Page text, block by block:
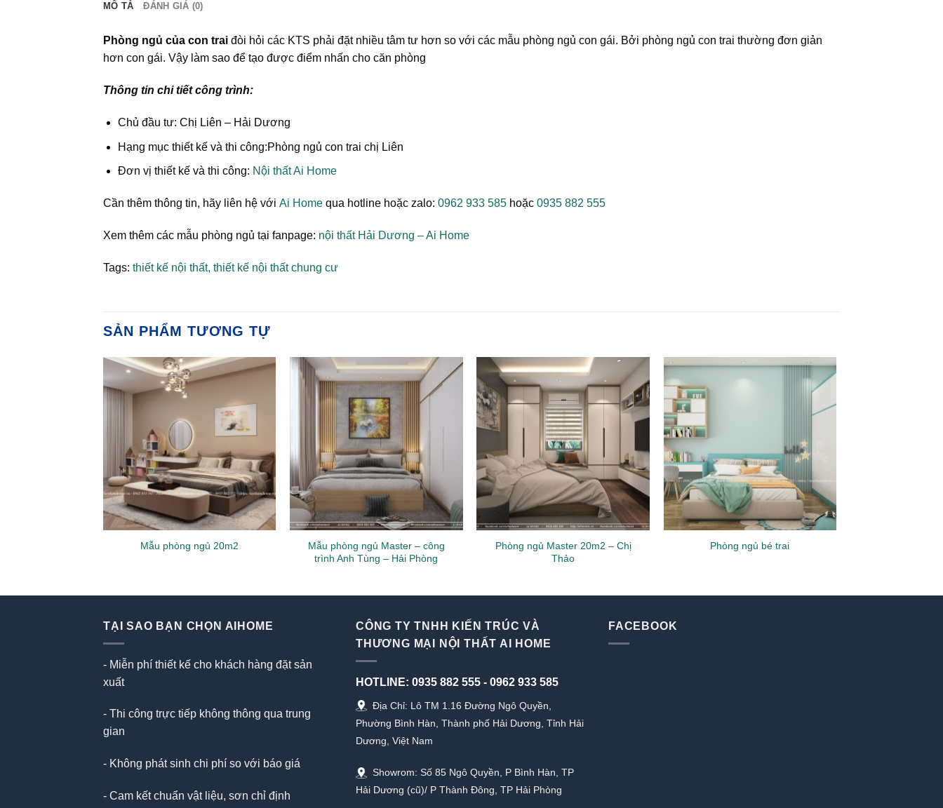
MÔ TẢ ĐÁNH GIÁ (0)
Phòng ngủ của con trai đòi hỏi các KTS phải đặt nhiều tâm tư hơn so với các mẫu phòng ngủ con gái. Bởi phòng ngủ con trai thường đơn giản
hơn con gái. Vậy làm sao để tạo được điểm nhấn cho căn phòng
Thông tin chi tiết công trình:
Chủ đầu tư: Chị Liên – Hải Dương
Hạng mục thiết kế và thi công:Phòng ngủ con trai chị Liên
Đơn vị thiết kế và thi công: Nội thất Ai Home
Cần thêm thông tin, hãy liên hệ với Ai Home qua hotline hoặc zalo: 0962 933 585 hoặc 0935 882 555
Xem thêm các mẫu phòng ngủ tại fanpage: nội thất Hải Dương – Ai Home
Tags: thiết kế nội thất, thiết kế nội thất chung cư
SẢN PHẨM TƯƠNG TỰ
Mẫu phòng ngủ 20m2
Mẫu phòng ngủ Master – công
trình Anh Tùng – Hải Phòng
Phòng ngủ Master 20m2 – Chị
Thảo
Phòng ngủ bé trai
TẠI SAO BẠN CHỌN AIHOME
- Miễn phí thiết kế cho khách hàng đặt sản
xuất
- Thi công trực tiếp không thông qua trung
gian
- Không phát sinh chi phí so với báo giá
- Cam kết chuẩn vật liệu, sơn chỉ định
CÔNG TY TNHH KIẾN TRÚC VÀ
THƯƠNG MẠI NỘI THẤT AI HOME
HOTLINE: 0935 882 555 - 0962 933 585
Địa Chỉ: Lô TM 1.16 Đường Ngô Quyền,
Phường Bình Hàn, Thành phố Hải Dương, Tỉnh Hải
Dương, Việt Nam
Showrom: Số 85 Ngô Quyền, P Bình Hàn, TP
Hải Dương (cũ)/ P Thành Đông, TP Hải Phòng
FACEBOOK